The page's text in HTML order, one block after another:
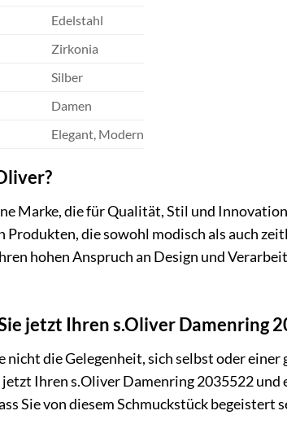
Edelstahl
Zirkonia
Silber
Damen
Elegant, Modern
Marke, die für Qualität, Stil und
Produkten, die sowohl modisch als auch
hohen Anspruch an Design und
jetzt Ihren s.Oliver Damenring
nicht die Gelegenheit, sich selbst oder
jetzt Ihren s.Oliver Damenring 2035522
Sie von diesem Schmuckstück begeistert